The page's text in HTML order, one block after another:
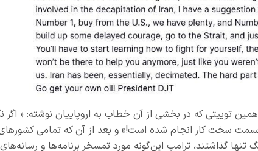
توییتی که در بخشی از آن خطاب به اروپاییان نوشته: « اگر
قسمت سخت کار انجام شده است!» و بعد از آن که تمامی کشورهای
تنها گذاشتند، ترامپ این‌گونه مورد تمسخر برنامه‌ها و